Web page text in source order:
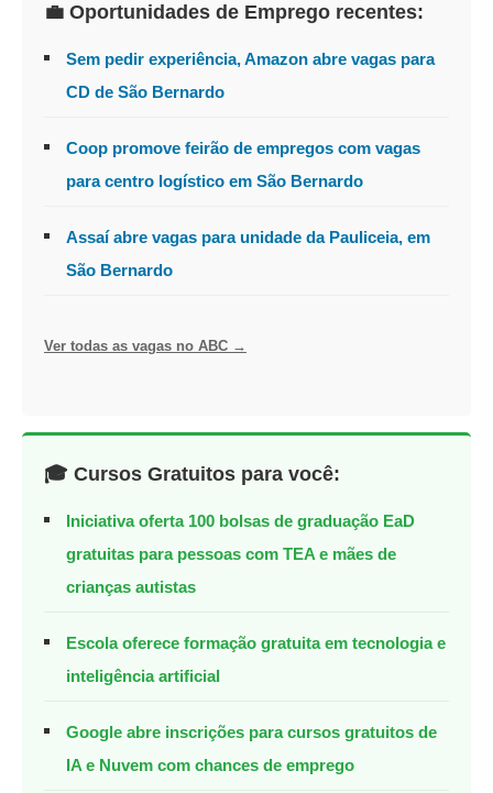
💼 Oportunidades de Emprego recentes:
Sem pedir experiência, Amazon abre vagas para
CD de São Bernardo
Coop promove feirão de empregos com vagas
para centro logístico em São Bernardo
Assaí abre vagas para unidade da Pauliceia, em
São Bernardo
Ver todas as vagas no ABC →
🎓 Cursos Gratuitos para você:
Iniciativa oferta 100 bolsas de graduação EaD
gratuitas para pessoas com TEA e mães de
crianças autistas
Escola oferece formação gratuita em tecnologia e
inteligência artificial
Google abre inscrições para cursos gratuitos de
IA e Nuvem com chances de emprego